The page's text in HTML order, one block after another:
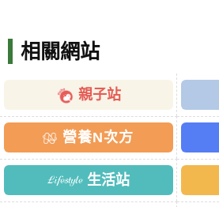
相關網站
親子站
營養N次方
生活站